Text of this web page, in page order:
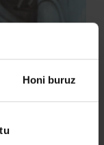
Honi buruz